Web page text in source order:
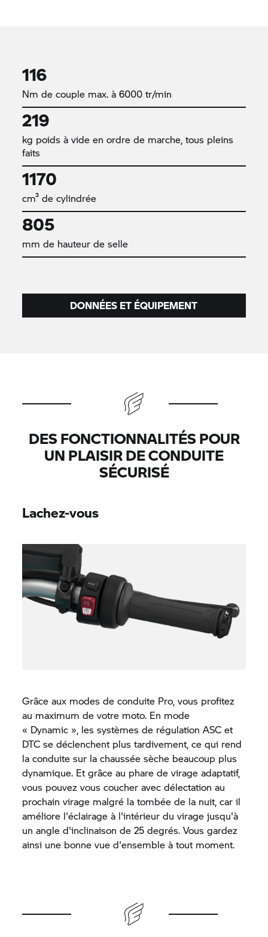
116
Nm de couple max. à 6000 tr/min
219
kg poids à vide en ordre de marche, tous pleins
faits
1170
cm³ de cylindrée
805
mm de hauteur de selle
DONNÉES ET ÉQUIPEMENT
DES FONCTIONNALITÉS POUR
UN PLAISIR DE CONDUITE
SÉCURISÉ
Lachez-vous
Grâce aux modes de conduite Pro, vous profitez
au maximum de votre moto. En mode
« Dynamic », les systèmes de régulation ASC et
DTC se déclenchent plus tardivement, ce qui rend
la conduite sur la chaussée sèche beaucoup plus
dynamique. Et grâce au phare de virage adaptatif,
vous pouvez vous coucher avec délectation au
prochain virage malgré la tombée de la nuit, car il
améliore l'éclairage à l'intérieur du virage jusqu'à
un angle d'inclinaison de 25 degrés. Vous gardez
ainsi une bonne vue d'ensemble à tout moment.